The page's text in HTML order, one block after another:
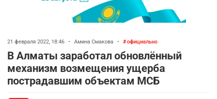
21 февраля 2022, 18:46 • Амина Смакова • официально
В Алматы заработал обновлённый
механизм возмещения ущерба
пострадавшим объектам МСБ